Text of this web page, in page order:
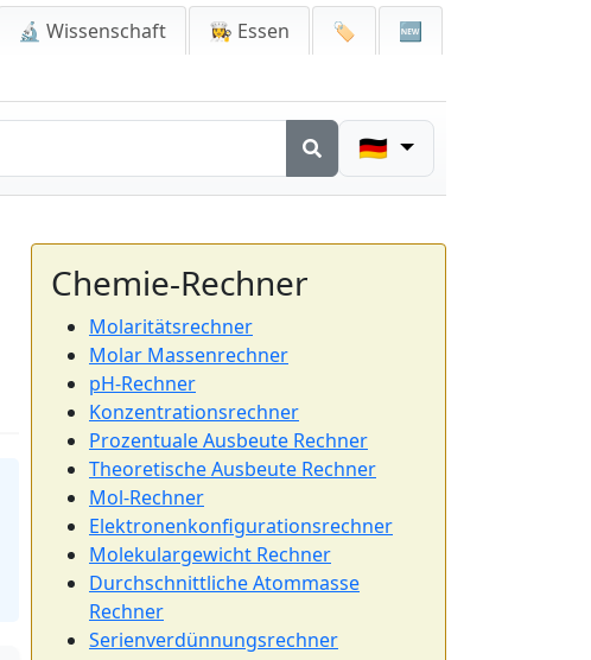
🔬 Wissenschaft 👩‍🍳 Essen 🏷️
🆕
🇩🇪
Chemie-Rechner
Molaritätsrechner
Molar Massenrechner
pH-Rechner
Konzentrationsrechner
Prozentuale Ausbeute Rechner
Theoretische Ausbeute Rechner
Mol-Rechner
Elektronenkonfigurationsrechner
Molekulargewicht Rechner
Durchschnittliche Atommasse
Rechner
Serienverdünnungsrechner